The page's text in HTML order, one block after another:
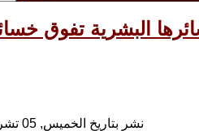
البشرية تفوق خسائر
نشر بتاريخ الخميس, 05 تشرين1/أكتوير 2017 19:09